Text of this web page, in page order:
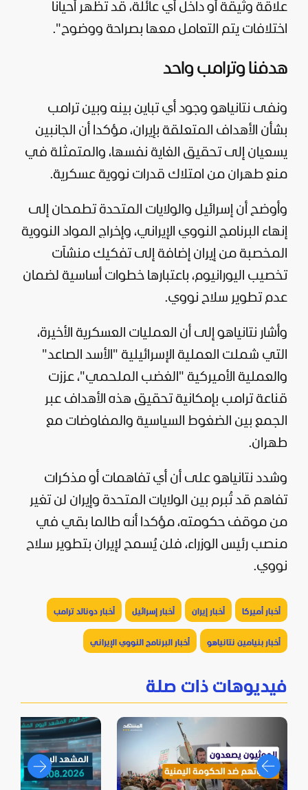
علاقة وثيقة أو داخل أي عائلة، قد تظهر أحيانا
اختلافات يتم التعامل معها بصراحة ووضوح".
هدفنا وترامب واحد
ونفى نتانياهو وجود أي تباين بينه وبين ترامب
بشأن الأهداف المتعلقة بإيران، مؤكدا أن الجانبين
يسعيان إلى تحقيق الغاية نفسها، والمتمثلة في
منع طهران من امتلاك قدرات نووية عسكرية.
وأوضح أن إسرائيل والولايات المتحدة تطمحان إلى
إنهاء البرنامج النووي الإيراني، وإخراج المواد النووية
المخصبة من إيران إضافة إلى تفكيك منشآت
تخصيب اليورانيوم، باعتبارها خطوات أساسية لضمان
عدم تطوير سلاح نووي.
وأشار نتانياهو إلى أن العمليات العسكرية الأخيرة،
التي شملت العملية الإسرائيلية "الأسد الصاعد"
والعملية الأميركية "الغضب الملحمي"، عززت
قناعة ترامب بإمكانية تحقيق هذه الأهداف عبر
الجمع بين الضغوط السياسية والمفاوضات مع
طهران.
وشدد نتانياهو على أن أي تفاهمات أو مذكرات
تفاهم قد تُبرم بين الولايات المتحدة وإيران لن تغير
من موقف حكومته، مؤكدا أنه طالما بقي في
منصب رئيس الوزراء، فلن يُسمح لإيران بتطوير سلاح
نووي.
أخبار أميركا أخبار إيران أخبار إسرائيل أخبار دونالد ترامب
أخبار بنيامين نتانياهو أخبار البرنامج النووي الإيراني
فيديوهات ذات صلة